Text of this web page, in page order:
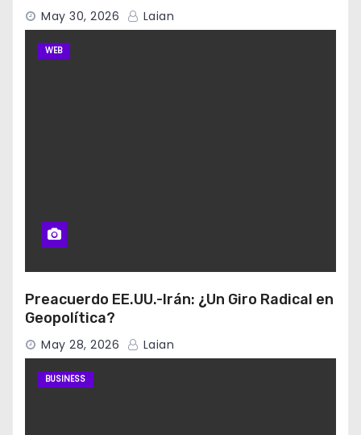
May 30, 2026 Laian
WEB
Preacuerdo EE.UU.-Irán: ¿Un Giro Radical en
Geopolítica?
May 28, 2026 Laian
BUSINESS